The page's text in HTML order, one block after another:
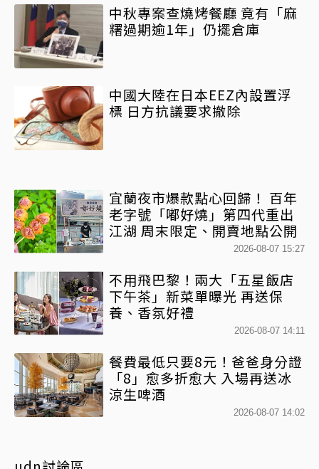
中秋專案查燒烤餐廳 竟有「麻
糬過期逾1年」仍擺倉庫
中國大陸在日本EEZ內設置浮
標 日方抗議要求撤除
宜蘭夜市爆款點心回歸！ 百年
老字號「嘟好燒」第四代重出
江湖 周末限定、開賣地點公開
2026-08-07 15:27
不用飛巴黎！兩大「五星飯店
下午茶」新菜單曝光 再送保
養、香氛好禮
2026-08-07 14:11
餐費最低只要8元！爸爸身分證
「8」愈多折愈大 入場再送冰
涼生啤酒
2026-08-07 14:02